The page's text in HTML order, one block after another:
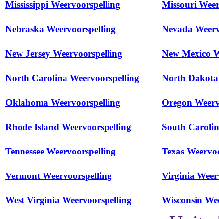
Mississippi Weervoorspelling Missouri
Nebraska Weervoorspelling Nevada
New Jersey Weervoorspelling New Mexico
North Carolina Weervoorspelling North
Oklahoma Weervoorspelling Oregon
Rhode Island Weervoorspelling South
Tennessee Weervoorspelling Texas
Vermont Weervoorspelling Virginia
West Virginia Weervoorspelling Wisconsin